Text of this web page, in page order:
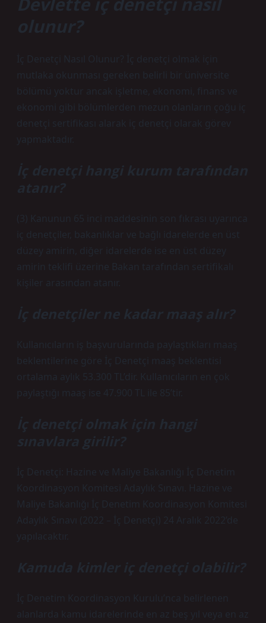
olunur?
İç Denetçi Nasıl Olunur? İç denetçi olmak için
mutlaka okunması gereken belirli bir üniversite
bölümü yoktur ancak işletme, ekonomi, finans ve
ekonomi gibi bölümlerden mezun olanların çoğu iç
denetçi sertifikası alarak iç denetçi olarak görev
yapmaktadır.
İç denetçi hangi kurum tarafından
atanır?
(3) Kanunun 65 inci maddesinin son fıkrası uyarınca
iç denetçiler, bakanlıklar ve bağlı idarelerde en üst
düzey amirin, diğer idarelerde ise en üst düzey
amirin teklifi üzerine Bakan tarafından sertifikalı
kişiler arasından atanır.
İç denetçiler ne kadar maaş alır?
Kullanıcıların iş başvurularında paylaştıkları maaş
beklentilerine göre İç Denetçi maaş beklentisi
ortalama aylık 53.300 TL’dir. Kullanıcıların en çok
paylaştığı maaş ise 47.900 TL ile 85’tir.
İç denetçi olmak için hangi
sınavlara girilir?
İç Denetçi: Hazine ve Maliye Bakanlığı İç Denetim
Koordinasyon Komitesi Adaylık Sınavı. Hazine ve
Maliye Bakanlığı İç Denetim Koordinasyon Komitesi
Adaylık Sınavı (2022 – İç Denetçi) 24 Aralık 2022’de
yapılacaktır.
Kamuda kimler iç denetçi olabilir?
İç Denetim Koordinasyon Kurulu’nca belirlenen
alanlarda kamu idarelerinde en az beş yıl veya en az